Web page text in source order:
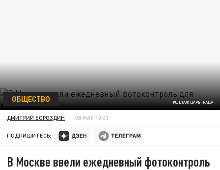
КОЛЛАЖ ЦАРЬГРАДА
ОБЩЕСТВО
ДМИТРИЙ БОРОЗДИН 08 МАЯ 10:41
ПОДПИШИТЕСЬ:
В Москве ввели ежедневный фотоконтроль